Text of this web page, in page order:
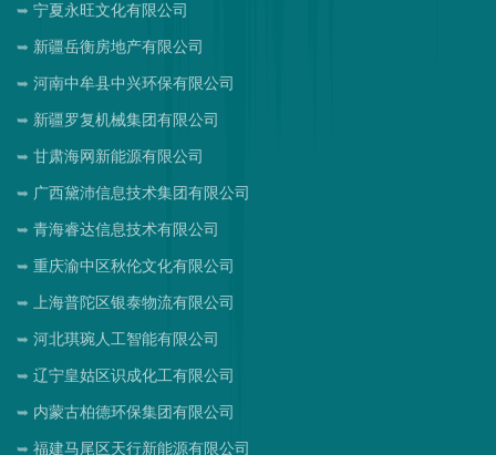
宁夏永旺文化有限公司
新疆岳衡房地产有限公司
河南中牟县中兴环保有限公司
新疆罗复机械集团有限公司
甘肃海网新能源有限公司
广西黛沛信息技术集团有限公司
青海睿达信息技术有限公司
重庆渝中区秋伦文化有限公司
上海普陀区银泰物流有限公司
河北琪琬人工智能有限公司
辽宁皇姑区识成化工有限公司
内蒙古柏德环保集团有限公司
福建马尾区天行新能源有限公司